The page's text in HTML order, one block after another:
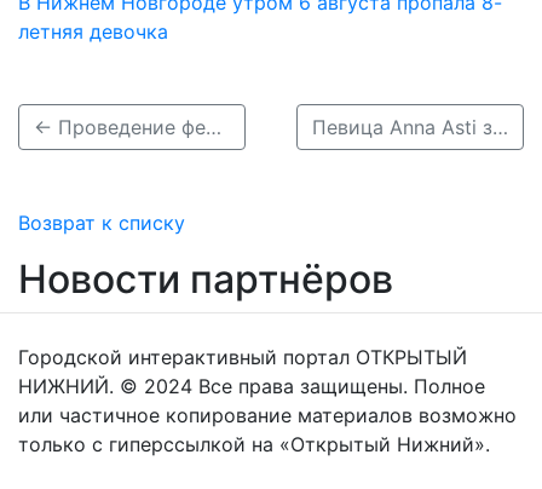
летняя девочка
← Проведение фестиваля «Да, шеф!» в Нижнем Новгороде в 2024 году пока под вопросом Певица Anna Asti зажгла на концерте в Нижнем Новгороде →
Возврат к списку
Новости партнёров
Городской интерактивный портал ОТКРЫТЫЙ
НИЖНИЙ. © 2024 Все права защищены. Полное
или частичное копирование материалов возможно
только с гиперссылкой на «Открытый Нижний».